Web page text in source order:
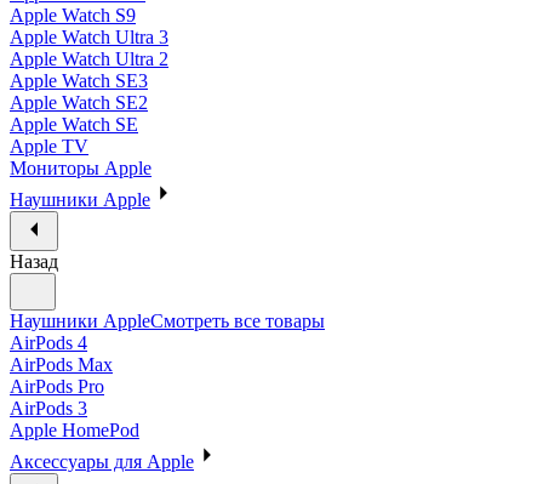
Apple Watch S9
Apple Watch Ultra 3
Apple Watch Ultra 2
Apple Watch SE3
Apple Watch SE2
Apple Watch SE
Apple TV
Мониторы Apple
Наушники Apple
Назад
Наушники AppleСмотреть все товары
AirPods 4
AirPods Max
AirPods Pro
AirPods 3
Apple HomePod
Аксессуары для Apple